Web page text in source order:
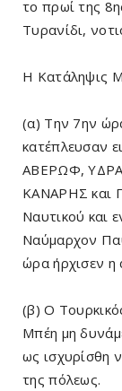
το πρωί της
Τυρανίδι,
Η Κατάληψις
(α) Την 7ην
κατέπλευσαν
ΑΒΕΡΩΦ,
ΚΑΝΑΡΗΣ και
Ναυτικού και
Ναύμαρχον
ώρα ήρχισεν η
(β) Ο
Μπέη μη
ως ισχυρίσθη
της πόλεως.